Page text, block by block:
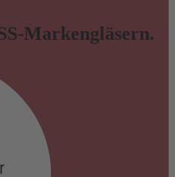
Markengläsern.